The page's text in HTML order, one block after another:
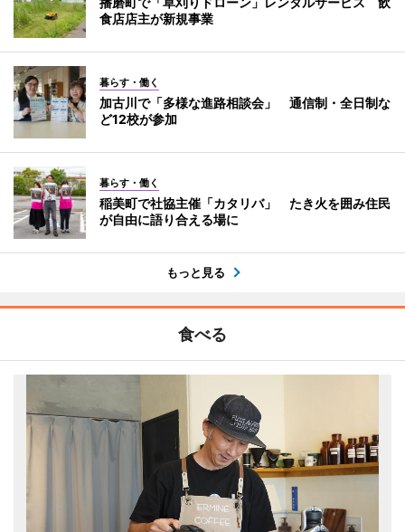
食店店主が新規事業
暮らす・働く
加古川で「多様な進路相談会」 通信制・全日制な
ど12校が参加
暮らす・働く
稲美町で社協主催「カタリバ」 たき火を囲み住民
が自由に語り合える場に
もっと見る
食べる